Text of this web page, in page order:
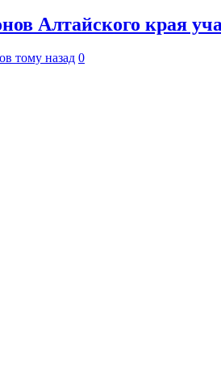
Алтайского края
тому назад 0